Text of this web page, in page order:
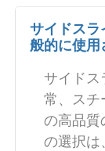
サイドスラ
般的に使用
サイドス
常、スチ
の高品質
の選択は